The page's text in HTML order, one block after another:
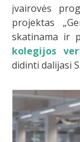
įvairovės
projektas
skatinama ir
kolegijos
didinti dalijasi